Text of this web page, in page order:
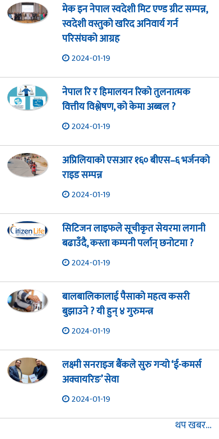
मेक इन नेपाल स्वदेशी मिट एण्ड ग्रीट सम्पन्न,
स्वदेशी वस्तुको खरिद अनिवार्य गर्न
परिसंघको आग्रह
2024-01-19
नेपाल रि र हिमालयन रिको तुलनात्मक
वित्तीय विश्लेषण, को केमा अब्बल ?
2024-01-19
अप्रिलियाको एसआर १६० बीएस–६ भर्जनको
राइड सम्पन्न
2024-01-19
सिटिजन लाइफले सूचीकृत सेयरमा लगानी
बढाउँदै, कस्ता कम्पनी पर्लान् छनोटमा ?
2024-01-19
बालबालिकालाई पैसाको महत्व कसरी
बुझाउने ? यी हुन् ४ गुरुमन्त्र
2024-01-19
लक्ष्मी सनराइज बैंकले सुरु गर्‍यो ‘ई-कमर्स
अक्वायरिङ’ सेवा
2024-01-19
थप खबर...